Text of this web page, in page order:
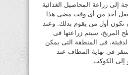
إلى زراعة المحاصيل الغذائية
أحد من أى وقت مضى هذا
أول من يقوم بذلك. وعند
المريخ، سيتم زراعتها فى
فى المنطقة التى يمكن
فى نهاية المطاف عند
إلى الكوكب.